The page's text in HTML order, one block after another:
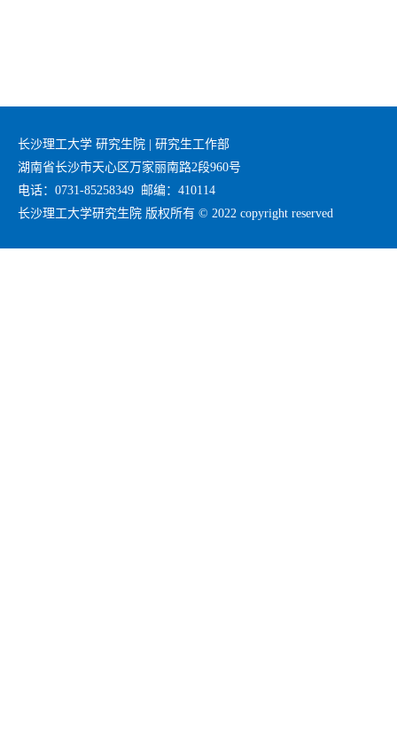
长沙理工大学 研究生院 | 研究生工作部
湖南省长沙市天心区万家丽南路2段960号
电话：0731-85258349 邮编：410114
长沙理工大学研究生院 版权所有 © 2022 copyright reserved